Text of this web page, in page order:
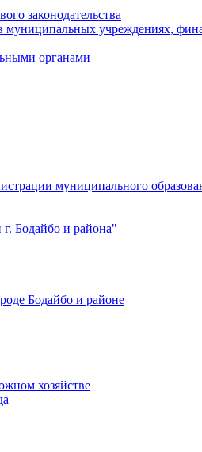
законодательства
учреждениях,
органами
муниципального
Бодайбо и района"
Бодайбо и районе
хозяйстве